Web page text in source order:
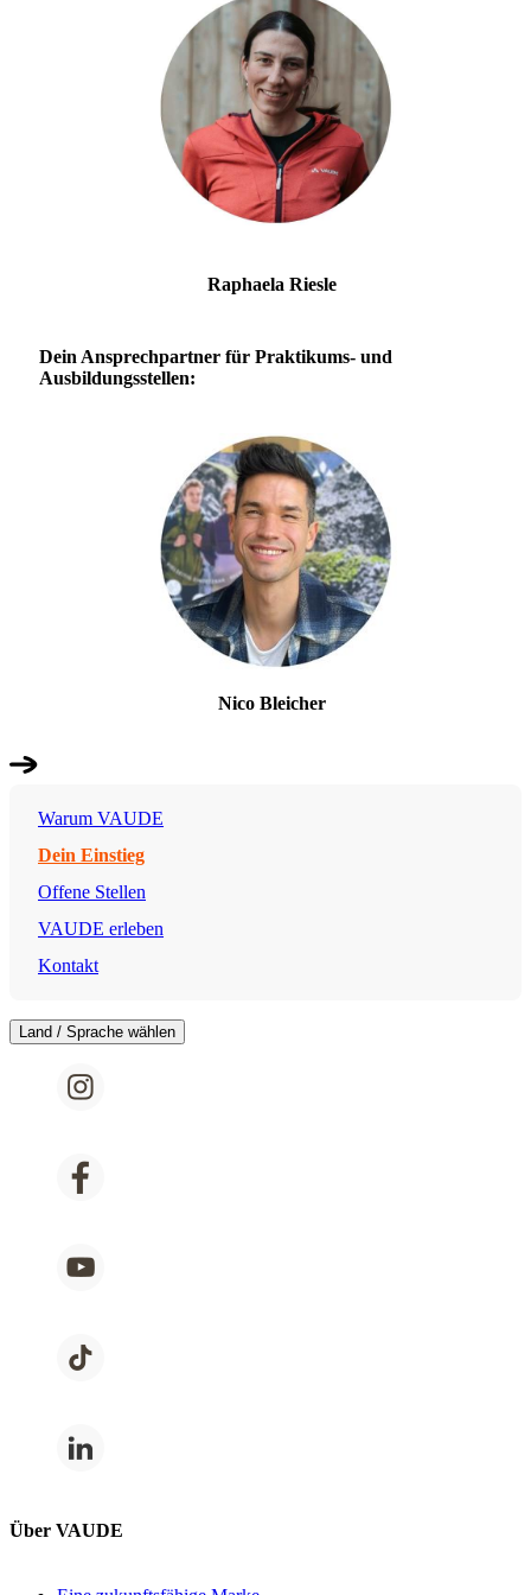
Raphaela Riesle
Dein Ansprechpartner für Praktikums- und
Ausbildungsstellen:
Nico Bleicher
Warum VAUDE
Dein Einstieg
Offene Stellen
VAUDE erleben
Kontakt
Land / Sprache wählen
Über VAUDE